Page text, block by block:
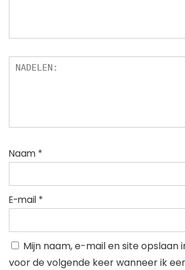
Naam *
E-mail *
Mijn naam, e-mail en site opslaan
voor de volgende keer wanneer ik